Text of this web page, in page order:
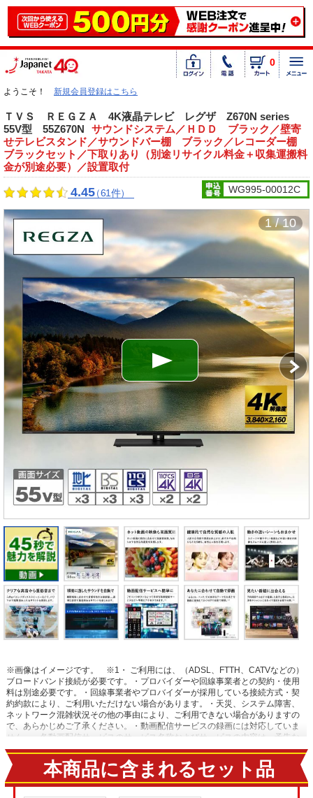
0
ようこそ！ 新規会員登録はこちら
ＴＶＳ ＲＥＧＺＡ 4K液晶テレビ レグザ Z670N series
55V型 55Z670N
サウンドシステム／ＨＤＤ ブラック／壁寄
せテレビスタンド／サウンドバー棚 ブラック／レコーダー棚
ブラックセット／下取りあり（別途リサイクル料金＋収集運搬料
金が別途必要）／設置取付
4.45（61件） WG995-00012C
1 / 10
※画像はイメージです。
※1・ ご利用には、（ADSL、FTTH、CATVなどの）
ブロードバンド接続が必要です。・プロバイダーや回線事業者との契約・使用
料は別途必要です。・回線事業者やプロバイダーが採用している接続方式・契
約約款により、ご利用いただけない場合があります。・天災、システム障害、
ネットワーク混雑状況その他の事由により、ご利用できない場合がありますの
で、あらかじめご了承ください。・動画配信サービスの録画には対応していま
せん。・各動画配信サービスのサービス名称およびサービスの内容は、予告な
く変更・終了する場合があります。
※2【おまかせ録画に関するご注意】・
USBハードディスク接続時に対応しています。・ ご利用にはインターネットへ
の接続環境が必要です。詳しくは、メーカーHPの[ネットワークに関するご注
意] をご覧ください。・ おまかせ録画は、「みるコレ パック」でお好きなテー
本商品に含まれるセット品